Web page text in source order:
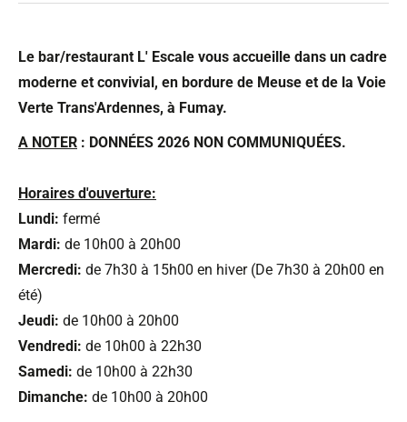
Le bar/restaurant L' Escale vous accueille dans un cadre
moderne et convivial, en bordure de Meuse et de la Voie
Verte Trans'Ardennes, à Fumay.
A NOTER : DONNÉES 2026 NON COMMUNIQUÉES.
Horaires d'ouverture:
Lundi: fermé
Mardi: de 10h00 à 20h00
Mercredi: de 7h30 à 15h00 en hiver (De 7h30 à 20h00 en
été)
Jeudi: de 10h00 à 20h00
Vendredi: de 10h00 à 22h30
Samedi: de 10h00 à 22h30
Dimanche: de 10h00 à 20h00